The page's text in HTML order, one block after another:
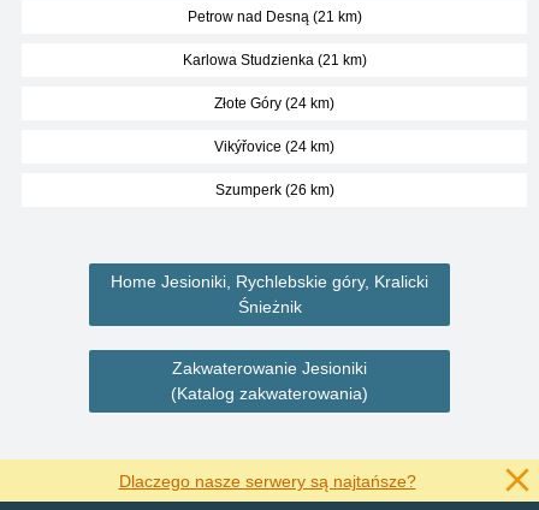
Petrow nad Desną (21 km)
Karlowa Studzienka (21 km)
Złote Góry (24 km)
Vikýřovice (24 km)
Szumperk (26 km)
Home Jesioniki, Rychlebskie góry, Kralicki
Śnieżnik
Zakwaterowanie Jesioniki
(Katalog zakwaterowania)
Dlaczego nasze serwery są najtańsze?